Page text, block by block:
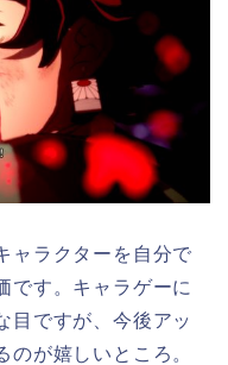
ャラクターを自分で
です。キャラゲーに
目ですが、今後アッ
が嬉しいところ。